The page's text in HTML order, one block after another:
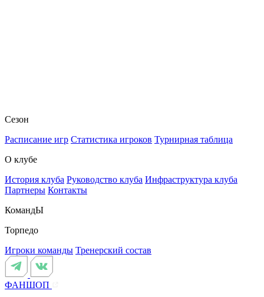
Сезон
Расписание игр Статистика игроков Турнирная таблица
О клубе
История клуба Руководство клуба Инфраструктура клуба
Партнеры Контакты
КомандЫ
Торпедо
Игроки команды Тренерский состав
ФАНШОП